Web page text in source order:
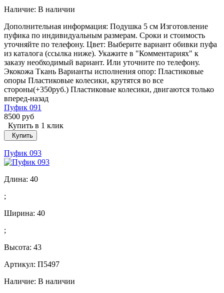
Наличие: В наличии
Дополнительная информация: Подушка 5 см Изготовление
пуфика по индивидуальным размерам. Сроки и стоимость
уточняйте по телефону. Цвет: Выберите вариант обивки пуфа
из каталога (ссылка ниже). Укажите в "Комментариях" к
заказу необходимый вариант. Или уточните по телефону.
Экокожа Ткань Варианты исполнения опор: Пластиковые
опоры Пластиковые колесики, крутятся во все
стороны(+350руб.) Пластиковые колесики, двигаются только
вперед-назад
Пуфик 091
8500 руб
Купить в 1 клик
Купить
Пуфик 093
Длина: 40
;
Ширина: 40
;
Высота: 43
Артикул: П5497
Наличие: В наличии